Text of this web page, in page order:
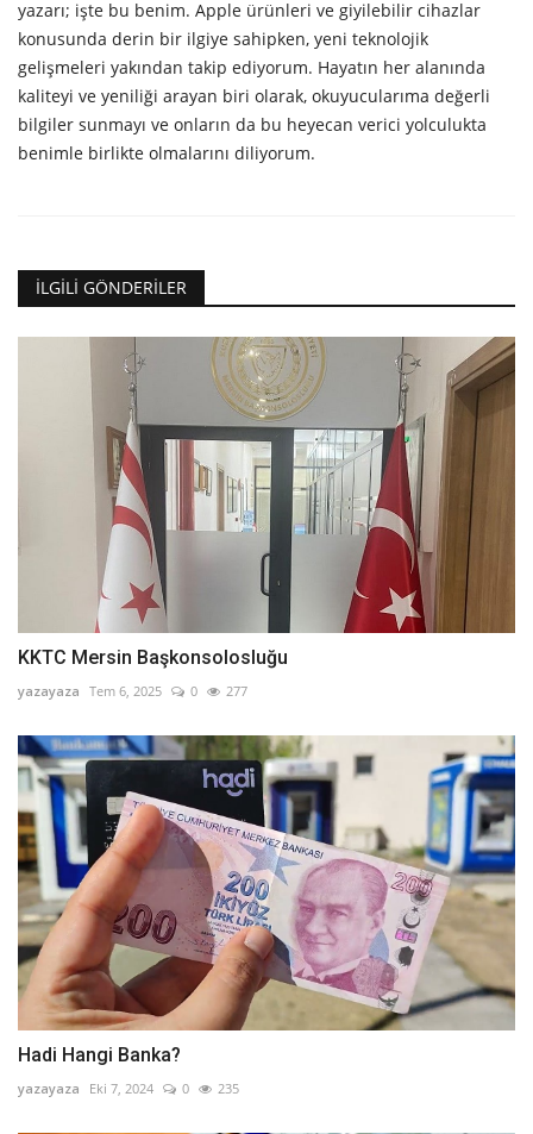
yazarı; işte bu benim. Apple ürünleri ve giyilebilir cihazlar
konusunda derin bir ilgiye sahipken, yeni teknolojik
gelişmeleri yakından takip ediyorum. Hayatın her alanında
kaliteyi ve yeniliği arayan biri olarak, okuyucularıma değerli
bilgiler sunmayı ve onların da bu heyecan verici yolculukta
benimle birlikte olmalarını diliyorum.
İLGILI GÖNDERILER
KKTC Mersin Başkonsolosluğu
yazayaza Tem 6, 2025 0 277
Hadi Hangi Banka?
yazayaza Eki 7, 2024 0 235